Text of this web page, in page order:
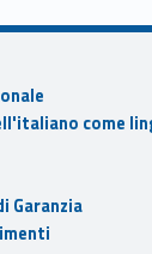
come
Garanzia